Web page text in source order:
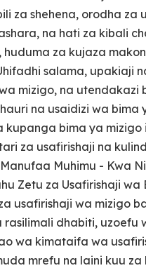
za shehena, orodha za
na hati za kibali
huduma za kujaza
salama, upakiaji
mizigo, na utendakazi
na usaidizi wa bima
kupanga bima ya mizigo
za usafirishaji na
Muhimu - Kwa
Zetu za Usafirishaji wa
usafirishaji wa mizigo
rasilimali dhabiti, uzoefu
wa kimataifa wa
mrefu na laini kuu